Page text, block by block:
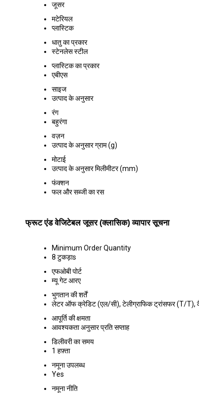
जूसर
मटेरियल
प्लास्टिक
धातु का प्रकार
स्टेनलेस स्टील
प्लास्टिक का प्रकार
एबीएस
साइज
उत्पाद के अनुसार
रंग
बहुरंगा
वज़न
उत्पाद के अनुसार ग्राम (g)
मोटाई
उत्पाद के अनुसार मिलीमीटर (mm)
फंक्शन
फल और सब्जी का रस
फ्रूट एंड वेजिटेबल जूसर (क्लासिक) व्यापार सूचना
Minimum Order Quantity
8 टुकड़ाs
एफओबी पोर्ट
म्यू गेट आरए
भुगतान की शर्तें
लेटर ऑफ क्रेडिट (एल/सी), टेलीग्राफिक ट्रांसफर (T/
आपूर्ति की क्षमता
आवश्यकता अनुसार प्रति सप्ताह
डिलीवरी का समय
1 हफ़्ता
नमूना उपलब्ध
Yes
नमूना नीति